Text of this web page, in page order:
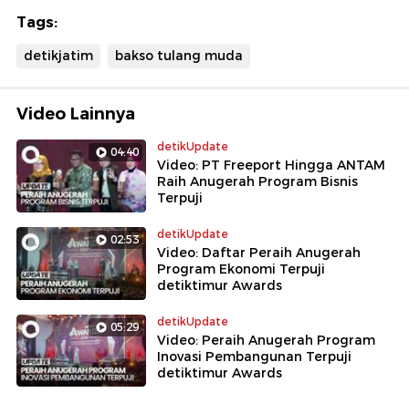
Tags:
detikjatim bakso tulang muda
Video Lainnya
04:40 detikUpdate
Video: PT Freeport Hingga ANTAM
Raih Anugerah Program Bisnis
Terpuji
02:53 detikUpdate
Video: Daftar Peraih Anugerah
Program Ekonomi Terpuji
detiktimur Awards
05:29 detikUpdate
Video: Peraih Anugerah Program
Inovasi Pembangunan Terpuji
detiktimur Awards